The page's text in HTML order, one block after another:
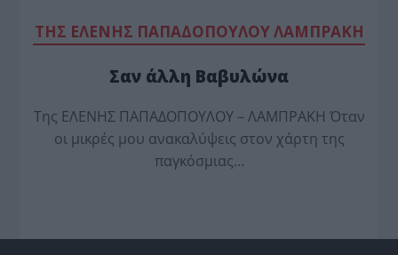
TΗΣ ΕΛΕΝΗΣ ΠΑΠΑΔΟΠΟΥΛΟΥ ΛΑΜΠΡΑΚΗ
Σαν άλλη Βαβυλώνα
Της ΕΛΕΝΗΣ ΠΑΠΑΔΟΠΟΥΛΟΥ – ΛΑΜΠΡΑΚΗ Όταν
οι μικρές μου ανακαλύψεις στον χάρτη της
παγκόσμιας…